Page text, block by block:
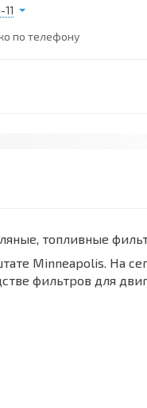
по телефону
топливные
Minneapolis. На
фильтров для